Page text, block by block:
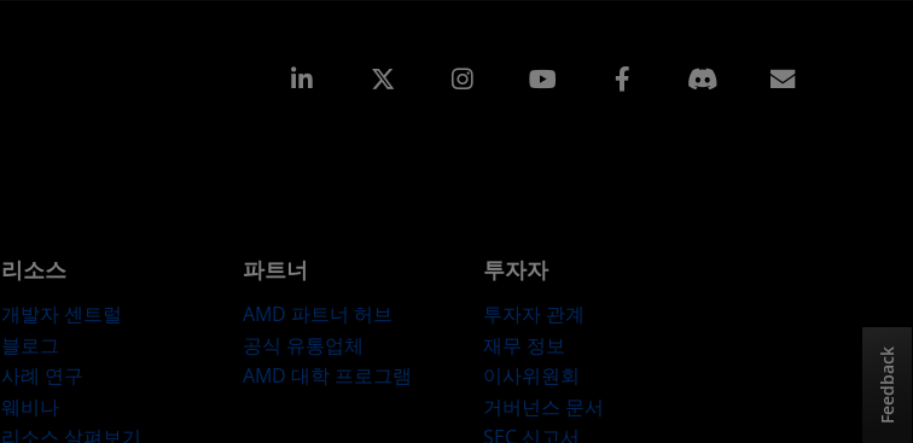
Feedback
Linkedin Instagram Facebook
리소스
개발자 센트럴
블로그
사례 연구
웨비나
리소스 살펴보기
파트너
AMD 파트너 허브
공식 유통업체
AMD 대학 프로그램
투자자
투자자 관계
재무 정보
이사위원회
거버넌스 문서
SEC 신고서